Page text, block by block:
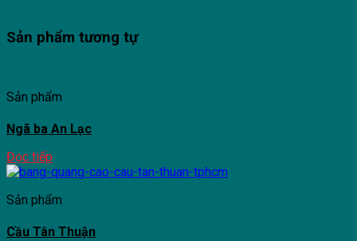
Sản phẩm tương tự
Sản phẩm
Ngã ba An Lạc
Đọc tiếp
Sản phẩm
Cầu Tân Thuận